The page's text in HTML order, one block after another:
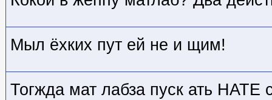
Мыл ёхких пут ей не и щим!
Тогжда мат лабза пуск ать НАТЕ